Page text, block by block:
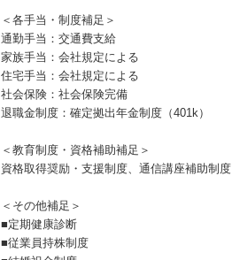
＜各手当・制度補足＞
通勤手当：交通費支給
家族手当：会社規定による
住宅手当：会社規定による
社会保険：社会保険完備
退職金制度：確定拠出年金制度（401k）
＜教育制度・資格補助補足＞
資格取得奨励・支援制度、通信講座補助制度
＜その他補足＞
■定期健康診断
■従業員持株制度